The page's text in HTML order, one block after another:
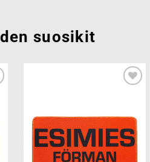
suosikit